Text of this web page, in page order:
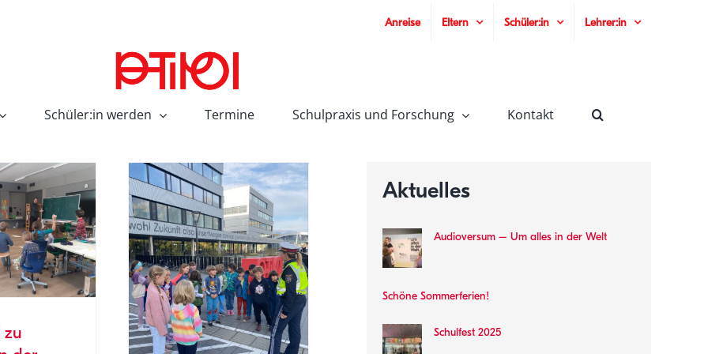
Anreise Eltern Schüler:in Lehrer:in
Schüler:in werden Termine Schulpraxis und Forschung Kontakt
zu
Tag, Frau
Inspektor!
Aktuelles
Audioversum – Um alles in der Welt
Schöne Sommerferien!
Schulfest 2025